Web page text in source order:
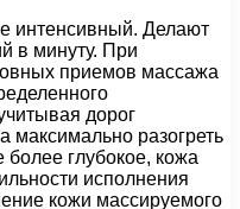
интенсивный. Делают
в минуту. При
приемов массажа
дорог
максимально разогреть
глубокое, кожа
исполнения
кожи массируемого